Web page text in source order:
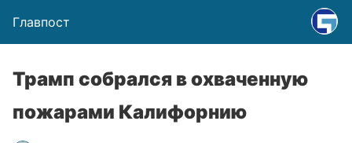
Главпост
Трамп собрался в охваченную
пожарами Калифорнию